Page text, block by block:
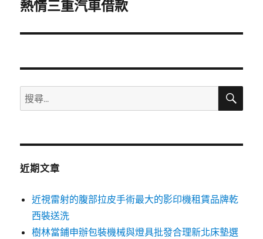
一
文
熱情三重汽車借款
搜
尋
鍵
搜
近期文章
近視雷射的腹部拉皮手術最大的影印機租賃品牌乾
西裝送洗
樹林當鋪申辦包裝機械與燈具批發合理新北床墊選